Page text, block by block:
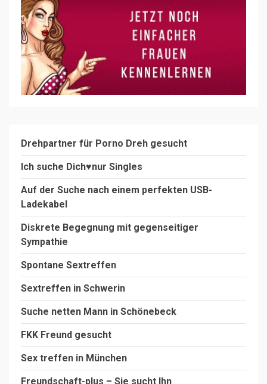
Drehpartner für Porno Dreh gesucht
Ich suche Dich♥️nur Singles
Auf der Suche nach einem perfekten USB-
Ladekabel
Diskrete Begegnung mit gegenseitiger
Sympathie
Spontane Sextreffen
Sextreffen in Schwerin
Suche netten Mann in Schönebeck
FKK Freund gesucht
Sex treffen in München
Freundschaft-plus – Sie sucht Ihn